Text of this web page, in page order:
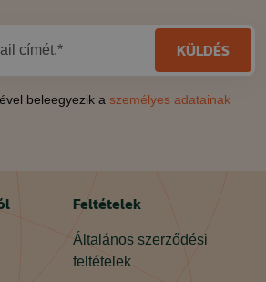
címét.* KÜLDÉS
beleegyezik a személyes adatainak
Feltételek
Általános szerződési
feltételek